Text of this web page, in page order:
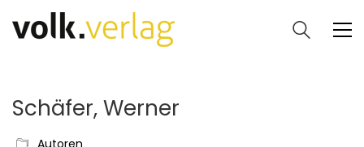
Schäfer, Werner
Autoren